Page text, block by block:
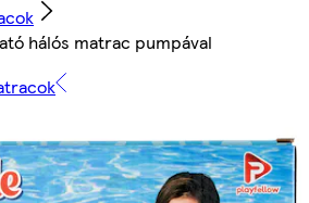
hálós matrac pumpával